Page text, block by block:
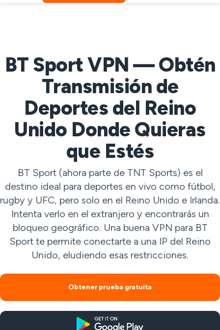
BT Sport VPN — Obtén
Transmisión de
Deportes del Reino
Unido Donde Quieras
que Estés
BT Sport (ahora parte de TNT Sports) es el
destino ideal para deportes en vivo como fútbol,
rugby y UFC, pero solo en el Reino Unido e Irlanda.
Intenta verlo en el extranjero y encontrarás un
bloqueo geográfico. Una buena VPN para BT
Sport te permite conectarte a una IP del Reino
Unido, eludiendo esas restricciones.
Obtener prueba gratuita